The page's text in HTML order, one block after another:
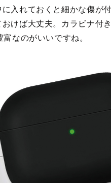
入れておくと細かな傷が
けば大丈夫。カラビナ付
なのがいいですね。